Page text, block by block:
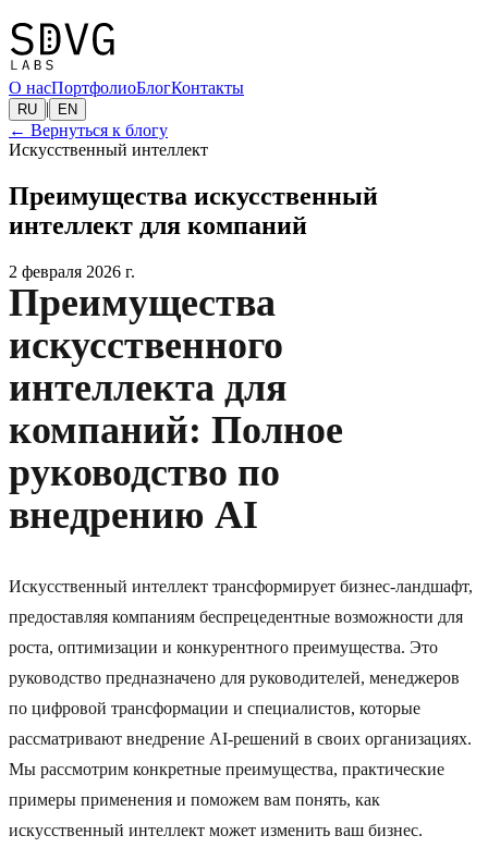
О насПортфолиоБлогКонтакты
RU | EN
← Вернуться к блогу
Искусственный интеллект
Преимущества искусственный
интеллект для компаний
2 февраля 2026 г.
Преимущества
искусственного
интеллекта для
компаний: Полное
руководство по
внедрению AI
Искусственный интеллект трансформирует бизнес-ландшафт,
предоставляя компаниям беспрецедентные возможности для
роста, оптимизации и конкурентного преимущества. Это
руководство предназначено для руководителей, менеджеров
по цифровой трансформации и специалистов, которые
рассматривают внедрение AI-решений в своих организациях.
Мы рассмотрим конкретные преимущества, практические
примеры применения и поможем вам понять, как
искусственный интеллект может изменить ваш бизнес.